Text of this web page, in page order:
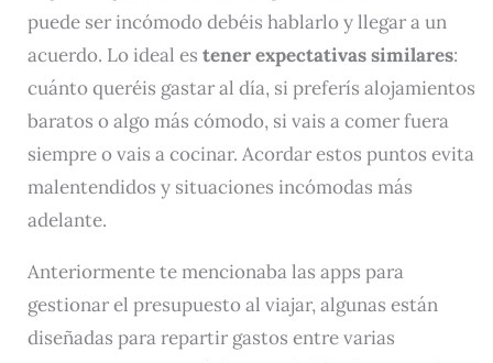
puede ser incómodo debéis hablarlo y llegar a un
acuerdo. Lo ideal es tener expectativas similares:
cuánto queréis gastar al día, si preferís alojamientos
baratos o algo más cómodo, si vais a comer fuera
siempre o vais a cocinar. Acordar estos puntos evita
malentendidos y situaciones incómodas más
adelante.
Anteriormente te mencionaba las apps para
gestionar el presupuesto al viajar, algunas están
diseñadas para repartir gastos entre varias